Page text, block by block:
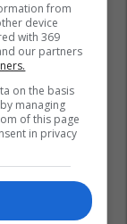
from
device
with 369
our partners
on the basis
managing
of this page
in privacy